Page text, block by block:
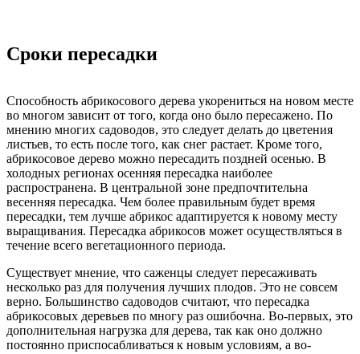
Сроки пересадки
Способность абрикосового дерева укорениться на новом месте
во многом зависит от того, когда оно было пересажено. По
мнению многих садоводов, это следует делать до цветения
листьев, то есть после того, как снег растает. Кроме того,
абрикосовое дерево можно пересадить поздней осенью. В
холодных регионах осенняя пересадка наиболее
распространена. В центральной зоне предпочтительна
весенняя пересадка. Чем более правильным будет время
пересадки, тем лучше абрикос адаптируется к новому месту
выращивания. Пересадка абрикосов может осуществляться в
течение всего вегетационного периода.
Существует мнение, что саженцы следует пересаживать
несколько раз для получения лучших плодов. Это не совсем
верно. Большинство садоводов считают, что пересадка
абрикосовых деревьев по многу раз ошибочна. Во-первых, это
дополнительная нагрузка для дерева, так как оно должно
постоянно приспосабливаться к новым условиям, а во-